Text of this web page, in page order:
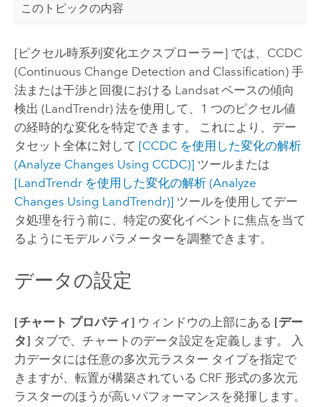
このトピックの内容
[ピクセル時系列変化エクスプローラー] では、CCDC
(Continuous Change Detection and Classification) 手
法または干渉と回復における Landsat ベースの傾向
検出 (LandTrendr) 法を使用して、1 つのピクセル値
の経時的な変化を特定できます。 これにより、デー
タセット全体に対して [CCDC を使用した変化の解析
(Analyze Changes Using CCDC)]ツールまたは
[LandTrendr を使用した変化の解析 (Analyze
Changes Using LandTrendr)]ツールを使用してデー
タ処理を行う前に、特定の変化イベントに焦点を当て
るようにモデル パラメーターを調整できます。
データの設定
[チャート プロパティ] ウィンドウの上部にある [デー
タ] タブで、チャートのデータ設定を定義します。 入
力データには任意の多次元ラスター タイプを指定で
きますが、転置が構築されている CRF 形式の多次元
ラスターのほうが高いパフォーマンスを発揮します。